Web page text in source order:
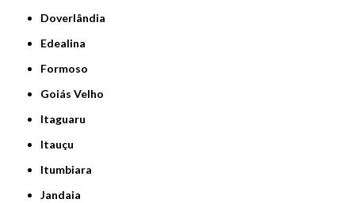
Doverlândia
Edealina
Formoso
Goiás Velho
Itaguaru
Itauçu
Itumbiara
Jandaia